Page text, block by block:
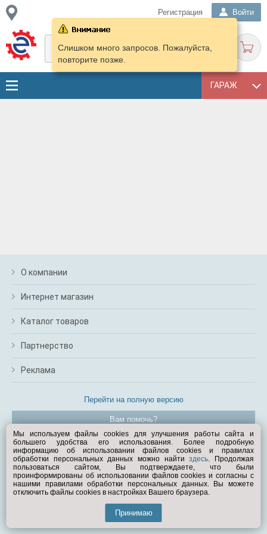
Регистрация Войти
ГАРАЖ
Слишком много запросов. Пожалуйста,
повторите позже.
О компании
Интернет магазин
Каталог товаров
Партнерство
Реклама
Перейти на полную версию
Вам помочь?
© Exist.ru 1998—2026
Мы используем файлы cookies для улучшения работы сайта и
большего удобства его использования. Более подробную
информацию об использовании файлов cookies и правилах
обработки персональных данных можно найтиздесь. Продолжая
пользоваться сайтом, Вы подтверждаете, что были
проинформированы об использовании файлов cookies и согласны с
нашими правилами обработки персональных данных. Вы можете
отключить файлы cookies в настройках Вашего браузера.
Принимаю